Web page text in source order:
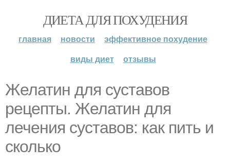
ДИЕТА ДЛЯ ПОХУДЕНИЯ
главная новости
эффективное похудение
виды диет
отзывы
Желатин для суставов
рецепты. Желатин для
лечения суставов: как пить и
сколько